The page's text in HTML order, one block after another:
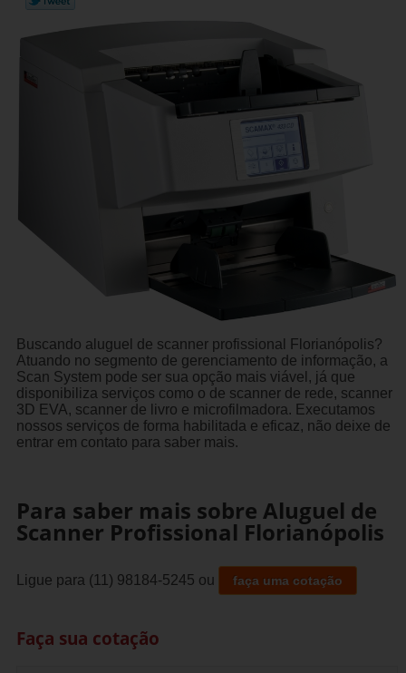
Buscando aluguel de scanner profissional Florianópolis?
Atuando no segmento de gerenciamento de informação, a
Scan System pode ser sua opção mais viável, já que
disponibiliza serviços como o de scanner de rede, scanner
3D EVA, scanner de livro e microfilmadora. Executamos
nossos serviços de forma habilitada e eficaz, não deixe de
entrar em contato para saber mais.
Para saber mais sobre Aluguel de
Scanner Profissional Florianópolis
Ligue para (11) 98184-5245 ou faça uma cotação
Faça sua cotação